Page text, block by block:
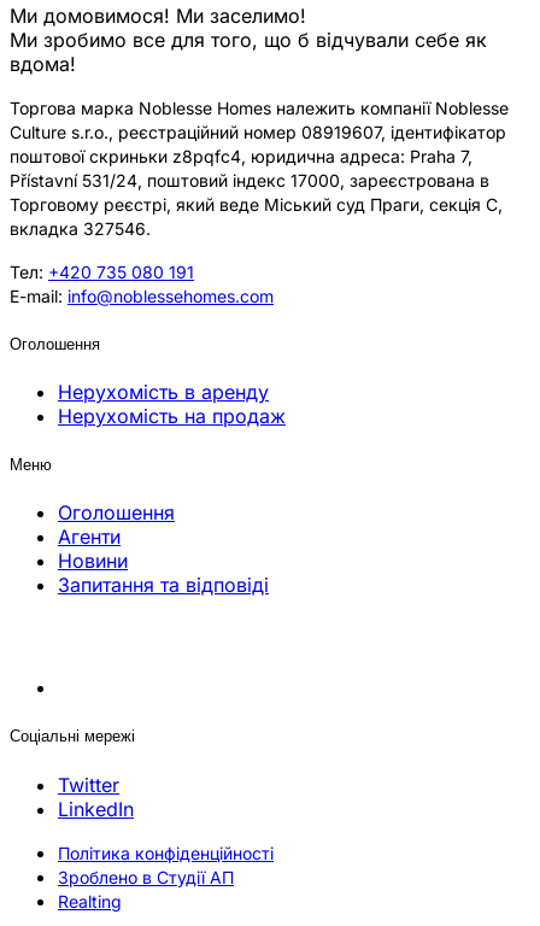
Ми домовимося! Ми заселимо!
Ми зробимо все для того, що б відчували себе як
вдома!
Торгова марка Noblesse Homes належить компанії Noblesse
Culture s.r.o., реєстраційний номер 08919607, ідентифікатор
поштової скриньки z8pqfc4, юридична адреса: Praha 7,
Přístavní 531/24, поштовий індекс 17000, зареєстрована в
Торговому реєстрі, який веде Міський суд Праги, секція C,
вкладка 327546.
Тел: +420 735 080 191
E-mail: info@noblessehomes.com
Оголошення
Нерухомість в аренду
Нерухомість на продаж
Меню
Оголошення
Агенти
Новини
Запитання та відповіді
Соціальні мережі
Twitter
LinkedIn
Політика конфіденційності
Зроблено в Студії АП
Realting